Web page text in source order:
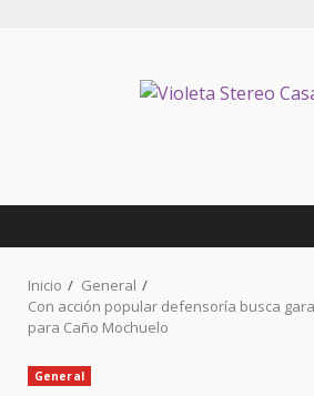
Inicio
General
Con acción popular defensoría busca
para Caño Mochuelo
General